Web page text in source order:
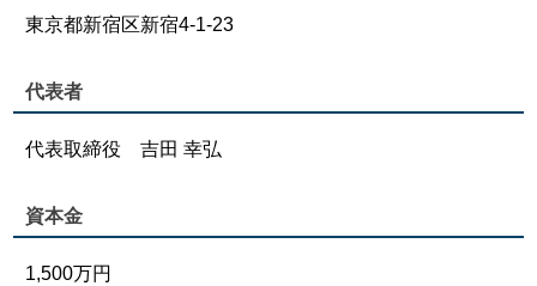
東京都新宿区新宿4-1-23
代表者
代表取締役 吉田 幸弘
資本金
1,500万円